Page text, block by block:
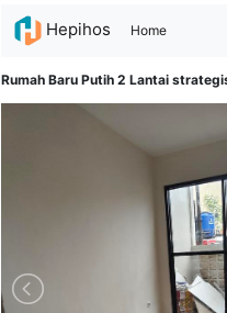
Hepihos Home(current)
Rumah Baru Putih 2 Lantai